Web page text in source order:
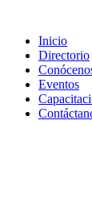
contenido
Inicio
Directorio
Eventos